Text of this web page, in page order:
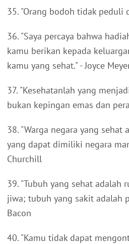
35. "Orang bodoh tidak peduli
36. "Saya percaya bahwa
kamu berikan kepada
kamu yang sehat." - Joyce
37. "Kesehatanlah yang
bukan kepingan emas dan
38. "Warga negara yang sehat
yang dapat dimiliki negara
Churchill
39. "Tubuh yang sehat adalah
jiwa; tubuh yang sakit adalah
Bacon
40. "Kamu tidak dapat